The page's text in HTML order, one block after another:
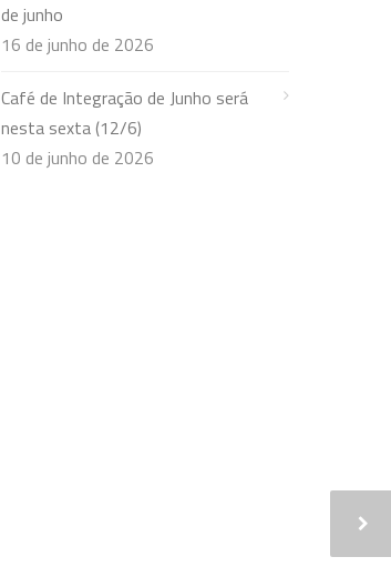
de junho
16 de junho de 2026
Café de Integração de Junho será
nesta sexta (12/6)
10 de junho de 2026